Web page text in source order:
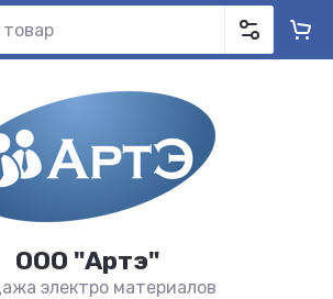
ООО "Артэ"
электро материалов